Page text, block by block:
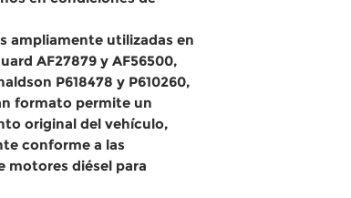
ampliamente utilizadas en
AF27879 y AF56500,
P618478 y P610260,
formato permite un
original del vehículo,
conforme a las
motores diésel para